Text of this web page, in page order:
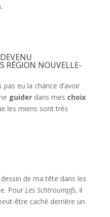
RÉGION NOUVELLE-
pas eu la chance d’avoir
guiderdans mes choix
les miens sont très
de ma tête dans les
Pour Les Schtroumpfs, il
être caché derrière un